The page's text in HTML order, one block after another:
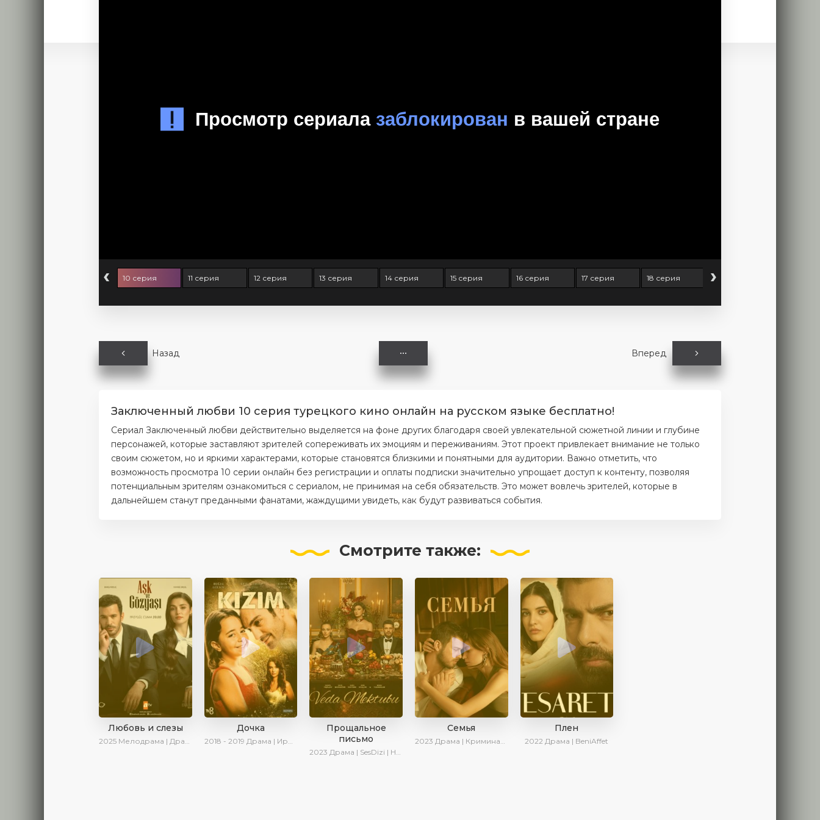
‹ 10 серия 11 серия 12 серия 13 серия 14 серия 15 серия 16 серия 17 серия 18 серия 19 серия
›
Назад Вперед
Заключенный любви 10 серия турецкого кино онлайн на русском языке бесплатно!
Сериал Заключенный любви действительно выделяется на фоне других благодаря своей увлекательной сюжетной линии и глубине
персонажей, которые заставляют зрителей сопереживать их эмоциям и переживаниям. Этот проект привлекает внимание не только
своим сюжетом, но и яркими характерами, которые становятся близкими и понятными для аудитории. Важно отметить, что
возможность просмотра 10 серии онлайн без регистрации и оплаты подписки значительно упрощает доступ к контенту, позволяя
потенциальным зрителям ознакомиться с сериалом, не принимая на себя обязательств. Это может вовлечь зрителей, которые в
дальнейшем станут преданными фанатами, жаждущими увидеть, как будут развиваться события.
Смотрите также:
Любовь и слезы
2025 Мелодрама | Драма | Новинки | Сериалы 2025
Дочка
2018 - 2019 Драма | Ирина Котова
Прощальное
письмо
2023 Драма | SesDizi | Новинки | Сериалы 2023
Семья
2023 Драма | Криминал | SesDizi | Ирина Котова | AveTurk | Сериалы 2023
Плен
2022 Драма | BeniAffet